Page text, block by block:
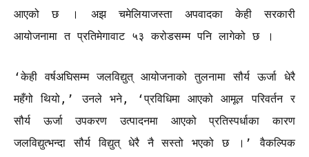
आएको छ । अझ चमेलियाजस्ता अपवादका केही सरकारी
आयोजनामा त प्रतिमेगावाट ५३ करोडसम्म पनि लागेको छ ।
‘केही वर्षअघिसम्म जलविद्युत् आयोजनाको तुलनामा सौर्य ऊर्जा धेरै
महँगो थियो,’ उनले भने, ‘प्रविधिमा आएको आमूल परिवर्तन र
सौर्य ऊर्जा उपकरण उत्पादनमा आएको प्रतिस्पर्धाका कारण
जलविद्युत्भन्दा सौर्य विद्युत् धेरै नै सस्तो भएको छ ।’ वैकल्पिक